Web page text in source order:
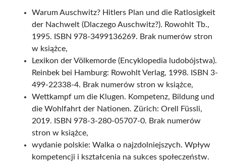
Warum Auschwitz? Hitlers Plan und die Ratlosigkeit
der Nachwelt (Dlaczego Auschwitz?). Rowohlt Tb.,
1995. ISBN 978-3499136269. Brak numerów stron
w książce,
Lexikon der Völkemorde (Encyklopedia ludobójstwa).
Reinbek bei Hamburg: Rowohlt Verlag, 1998. ISBN 3-
499-22338-4. Brak numerów stron w książce,
Wettkampf um die Klugen. Kompetenz, Bildung und
die Wohlfahrt der Nationen. Zürich: Orell Füssli,
2019. ISBN 978-3-280-05707-0. Brak numerów
stron w książce,
wydanie polskie: Walka o najzdolniejszych. Wpływ
kompetencji i kształcenia na sukces społeczeństw.